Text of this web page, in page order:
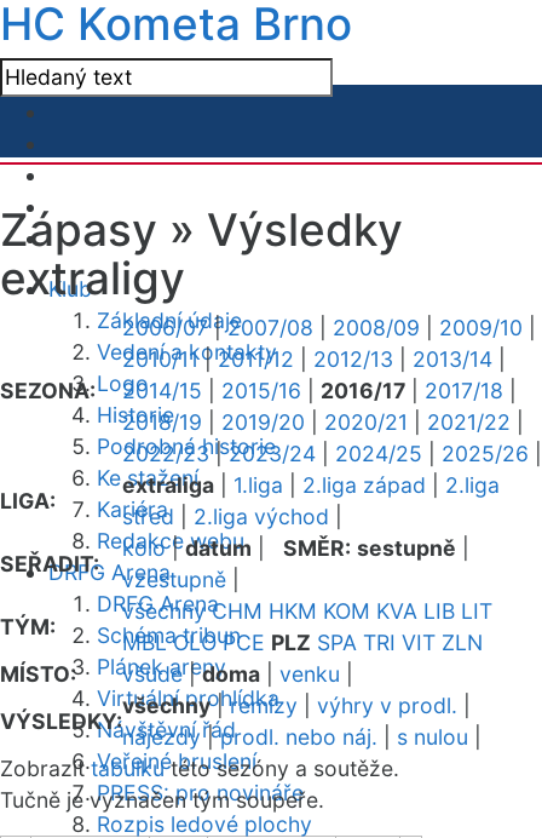
HC Kometa Brno
Klub
Základní údaje
Vedení a kontakty
Logo
Historie
Podrobná historie
Ke stažení
Kariéra
Redakce webu
DRFG Arena
DRFG Arena
Schéma tribun
Plánek areny
Virtuální prohlídka
Návštěvní řád
Veřejné bruslení
PRESS: pro novináře
Rozpis ledové plochy
Zápasy » Výsledky
extraligy
SEZONA:
2006/07|2007/08 2008/09 2009/10
2010/11|2011/12 2012/13 2013/14
2014/15
2015/16 2016/17 2017/18
2018/19
2019/20 2020/21 2021/22
2022/23|2023/24 2024/25 2025/26
LIGA:
extraliga 1.liga 2.liga západ
2.liga
střed
2.liga východ
SEŘADIT:
kolo|datum SMĚR: sestupně
vzestupně
TÝM:
všechny CHM HKM KOM KVA LIB LIT
MBL OLO PCE PLZ SPA TRI VIT ZLN
MÍSTO:
všude|doma venku
VÝSLEDKY:
všechny|remízy výhry v prodl.
nájezdy|prodl. nebo náj. s nulou
Zobrazittabulkutéto sezóny a soutěže.
Tučně je vyznačen tým soupeře.